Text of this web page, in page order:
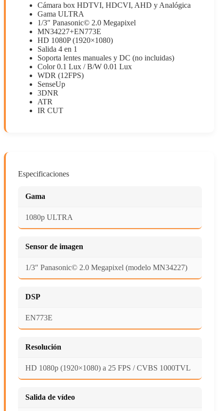
Cámara box HDTVI, HDCVI, AHD y Analógica
Gama ULTRA
1/3″ Panasonic© 2.0 Megapixel
MN34227+EN773E
HD 1080P (1920×1080)
Salida 4 en 1
Soporta lentes manuales y DC (no incluidas)
Color 0.1 Lux / B/W 0.01 Lux
WDR (12FPS)
SenseUp
3DNR
ATR
IR CUT
Especificaciones
Gama
1080p ULTRA
Sensor de imagen
1/3″ Panasonic© 2.0 Megapixel (modelo MN34227)
DSP
EN773E
Resolución
HD 1080p (1920×1080) a 25 FPS / CVBS 1000TVL
Salida de vídeo